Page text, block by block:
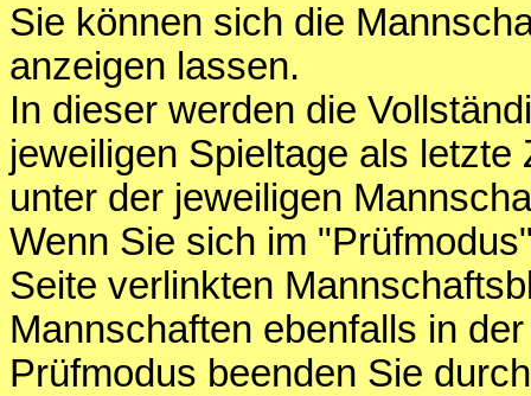
Sie können sich die
anzeigen lassen.
In dieser werden die
jeweiligen Spieltage als letzte
unter der jeweiligen
Wenn Sie sich im
Seite verlinkten
Mannschaften ebenfalls in
Prüfmodus beenden Sie